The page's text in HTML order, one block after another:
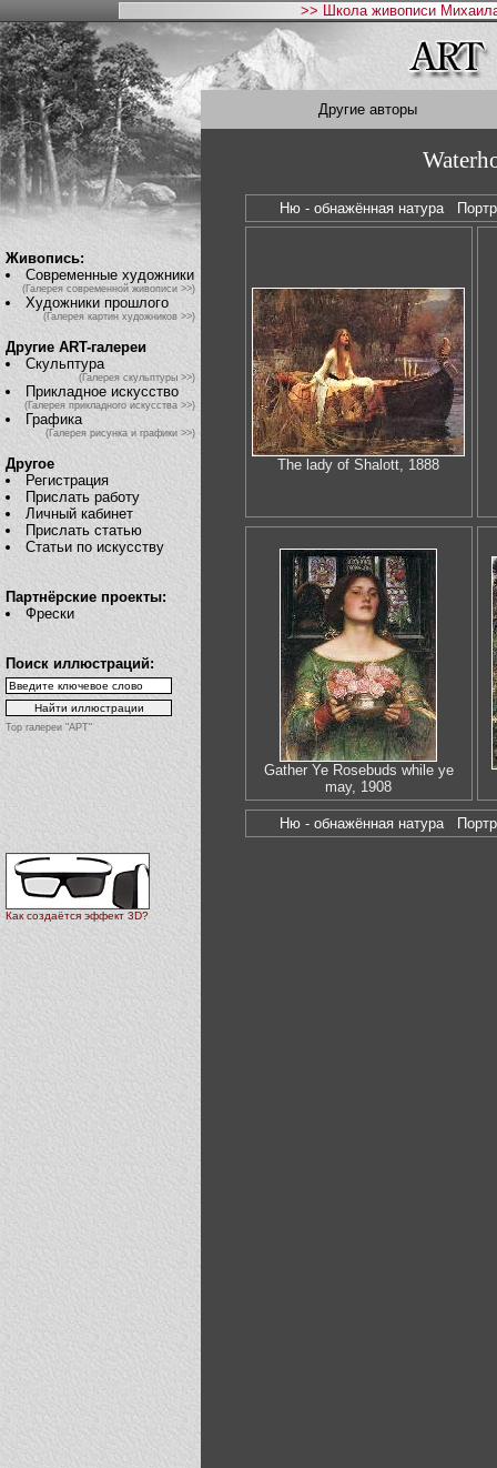
>> Школа живописи
Живопись:
Современные художники
(Галерея современной живописи >>)
Художники прошлого
(Галерея картин художников >>)
Другие ART-галереи
Скульптура
(Галерея скульптуры >>)
Прикладное искусство
(Галерея прикладного искусства >>)
Графика
(Галерея рисунка и графики >>)
Другое
Регистрация
Прислать работу
Личный кабинет
Прислать статью
Статьи по искусству
Партнёрские проекты:
Фрески
Поиск иллюстраций:
Top галереи "АРТ"
Как создаётся эффект 3D?
Другие авторы
Ню - обнажённая натура
The lady of Shalott, 1888
Gather Ye Rosebuds while ye
may, 1908
Ню - обнажённая натура